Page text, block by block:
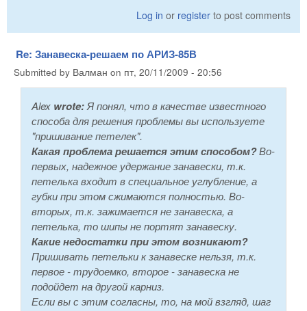
Log in or register to post comments
Re: Занавеска-решаем по АРИЗ-85В
Submitted by Валман on пт, 20/11/2009 - 20:56
Alex wrote:Я понял, что в качестве известного
способа для решения проблемы вы используете
"пришивание петелек".
Какая проблема решается этим способом?Во-
первых, надежное удержание занавески, т.к.
петелька входит в специальное углубление, а
губки при этом сжимаются полностью. Во-
вторых, т.к. зажимается не занавеска, а
петелька, то шипы не портят занавеску.
Какие недостатки при этом возникают?
Пришивать петельки к занавеске нельзя, т.к.
первое - трудоемко, второе - занавеска не
подойдет на другой карниз.
Если вы с этим согласны, то, на мой взгляд, шаг